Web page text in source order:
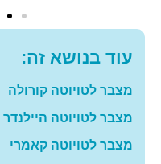
עוד בנושא זה:
מצבר לטויוטה קורולה
מצבר לטויוטה היילנדר
מצבר לטויוטה קאמרי